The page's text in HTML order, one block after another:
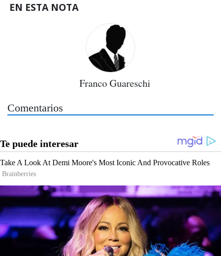
EN ESTA NOTA
Franco Guareschi
Comentarios